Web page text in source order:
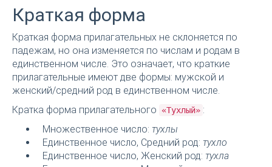
Краткая форма
Краткая форма прилагательных не склоняется по
падежам, но она изменяется по числам и родам в
единственном числе. Это означает, что краткие
прилагательные имеют две формы: мужской и
женский/средний род в единственном числе.
Кратка форма прилагательного
«Тухлый» :
Множественное число: тухлы
Единственное число, Средний род: тухло
Единственное число, Женский род: тухла